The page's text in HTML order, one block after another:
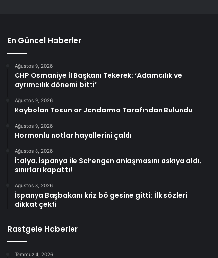
En Güncel Haberler
Ağustos 9, 2026
CHP Osmaniye İl Başkanı Tekerek: ‘Adamcılık ve
ayrımcılık dönemi bitti’
Ağustos 9, 2026
Kaybolan Tosunlar Jandarma Tarafından Bulundu
Ağustos 9, 2026
Hormonlu notlar hayallerini çaldı
Ağustos 8, 2026
İtalya, İspanya ile Schengen anlaşmasını askıya aldı,
sınırları kapattı!
Ağustos 8, 2026
İspanya Başbakanı kriz bölgesine gitti: İlk sözleri
dikkat çekti
Rastgele Haberler
Temmuz 4, 2026